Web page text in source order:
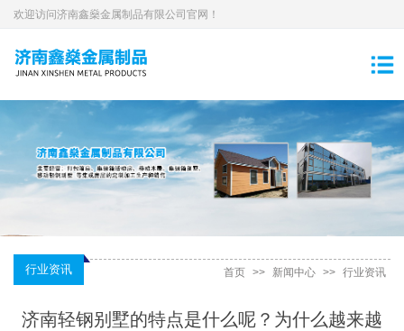
欢迎访问济南鑫燊金属制品有限公司官网！
行业资讯 首页 >> 新闻中心 >> 行业资讯
济南轻钢别墅的特点是什么呢？为什么越来越